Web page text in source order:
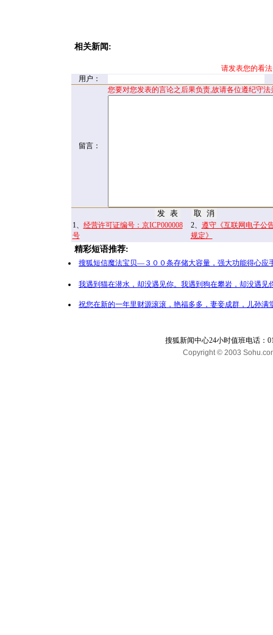
相关新闻:
请发表您的看
用户：
留言：
您要对您发表的言论之后果负责,故请各位遵纪守
1、 经营许可证编号：京ICP000008
号
2、 遵守《互联网电子公
规定》
精彩短语推荐:
搜狐短信魔法宝贝—３００条存储大容量，强大功能得心应
我遇到猫在潜水，却没遇见你。我遇到狗在攀岩，却没遇
祝您在新的一年里财源滚滚，艳福多多，妻妾成群，儿孙
搜狐新闻中心24小时值班电话：
Copyright © 2003